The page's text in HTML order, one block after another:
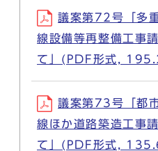
議案第72号「多
線設備等再整備工事
て」(PDF形式,
議案第73号「都
線ほか道路築造工事
て」(PDF形式,